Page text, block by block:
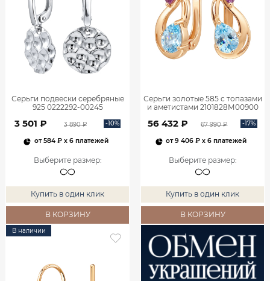
Серьги подвески серебряные
925 0222292-00245
3 501 ₽ 3 890 ₽ -10%
от584 ₽x 6 платежей
Выберите размер:
Купить в один клик
В КОРЗИНУ
Серьги золотые 585 с топазами
и аметистами 2101828М00900
56 432 ₽ 67 990 ₽ -17%
от9 406 ₽ x 6 платежей
Выберите размер:
Купить в один клик
В КОРЗИНУ
В наличии